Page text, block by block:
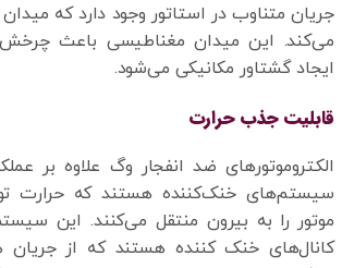
جریان متناوب در استاتور وجود دارد که
می‌کند. این میدان مغناطیسی باعث
ایجاد گشتاور مکانیکی می‌شود.
قابلیت جذب حرارت
الکتروموتورهای ضد انفجار وگ علاوه بر
سیستم‌های خنک‌کننده هستند که حرارت
موتور را به بیرون منتقل می‌کنند. این
کانال‌های خنک کننده هستند که از جریان